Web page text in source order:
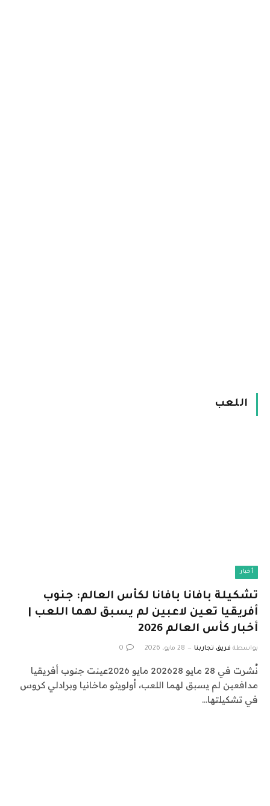
اللعب
أخبار
تشكيلة بافانا بافانا لكأس العالم: جنوب
أفريقيا تعين لاعبين لم يسبق لهما اللعب |
أخبار كأس العالم 2026
بواسطة فريق تجاربنا 28 مايو، 2026 0
نُشرت في 28 مايو 202628 مايو 2026عينت جنوب أفريقيا
مدافعين لم يسبق لهما اللعب، أولويثو ماخانيا وبرادلي كروس
في تشكيلتها…